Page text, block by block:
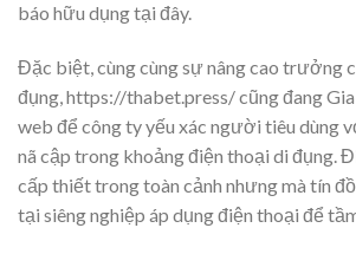
báo hữu dụng tại đây.
Đặc biệt, cùng cùng sự nâng cao trưởng
đụng, https://thabet.press/ cũng đang
web để công ty yếu xác người tiêu dùng
nã cập trong khoảng điện thoại di đụng.
cấp thiết trong toàn cảnh nhưng mà tín
tại siêng nghiệp áp dụng điện thoại để